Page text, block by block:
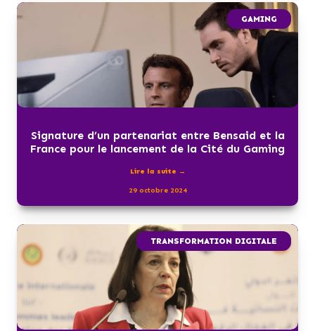
GAMING
Signature d’un partenariat entre Bensaid et la
France pour le lancement de la Cité du Gaming
Lire la suite →
29 octobre 2024
TRANSFORMATION DIGITALE